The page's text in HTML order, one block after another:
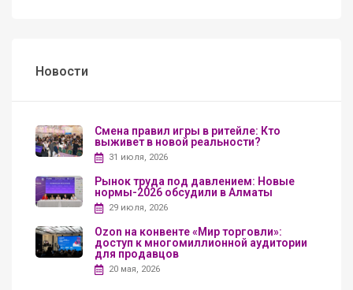
Новости
Смена правил игры в ритейле: Кто
выживет в новой реальности?
31 июля, 2026
Рынок труда под давлением: Новые
нормы-2026 обсудили в Алматы
29 июля, 2026
Ozon на конвенте «Мир торговли»:
доступ к многомиллионной аудитории
для продавцов
20 мая, 2026